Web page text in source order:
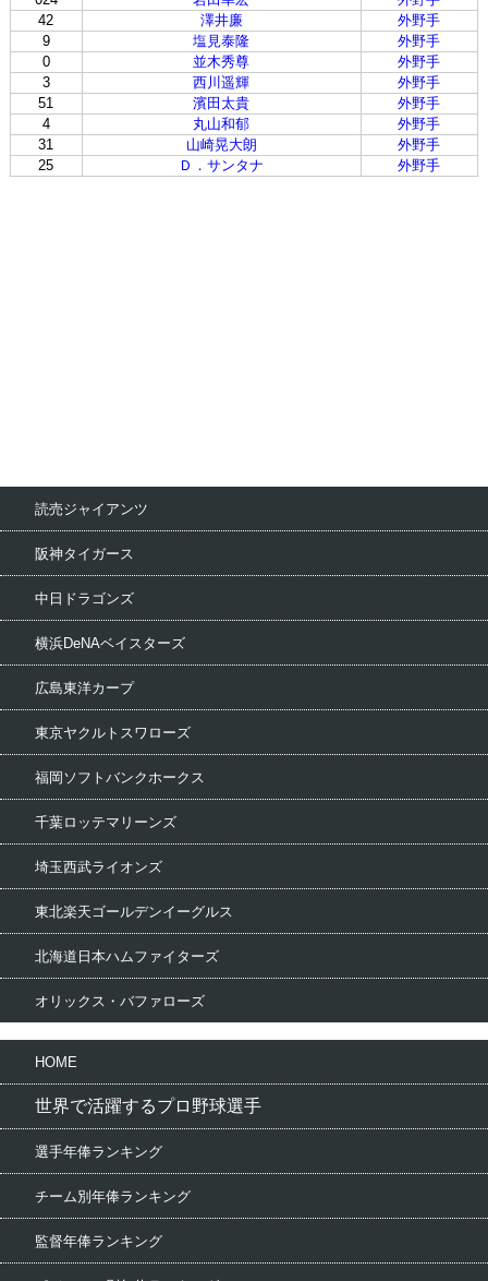
42
澤井廉
外野手
9
塩見泰隆
外野手
0
並木秀尊
外野手
3
西川遥輝
外野手
51
濱田太貴
外野手
4
丸山和郁
外野手
31
山崎晃大朗
外野手
25
Ｄ．サンタナ 外野手
読売ジャイアンツ
阪神タイガース
中日ドラゴンズ
横浜DeNAベイスターズ
広島東洋カープ
東京ヤクルトスワローズ
福岡ソフトバンクホークス
千葉ロッテマリーンズ
埼玉西武ライオンズ
東北楽天ゴールデンイーグルス
北海道日本ハムファイターズ
オリックス・バファローズ
HOME
世界で活躍するプロ野球選手
選手年俸ランキング
チーム別年俸ランキング
監督年俸ランキング